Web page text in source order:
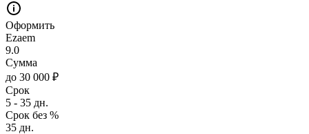
Оформить
Ezaem
9.0
Сумма
до 30 000 ₽
Срок
5 - 35 дн.
Срок без %
35 дн.